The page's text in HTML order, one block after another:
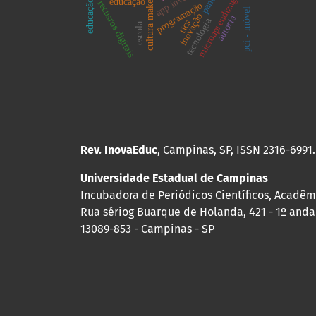
cultura makerprogramação
tecnologia
microaprendizagem
escola
recusros digitais inovação autoria pci - móvel
tics
Rev. InovaEduc, Campinas, SP, ISSN 2316-6991.
Universidade Estadual de Campinas
Incubadora de Periódicos Científicos,
Rua sériog Buarque de Holanda, 421 - 1º
13089-853 - Campinas - SP